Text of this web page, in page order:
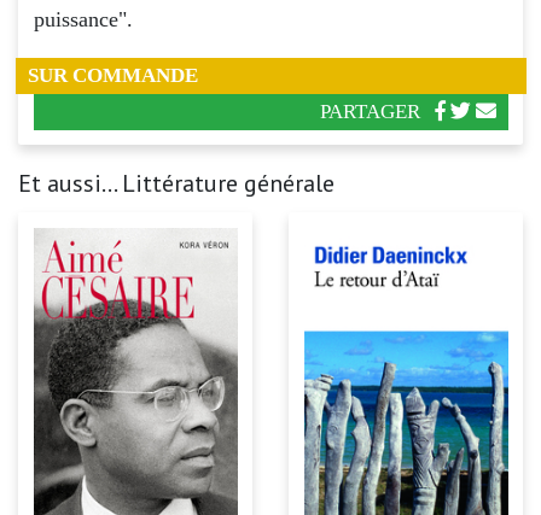
puissance".
SUR COMMANDE
PARTAGER
Et aussi... Littérature générale